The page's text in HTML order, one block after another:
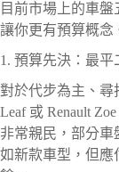
目前市場上的車
讓你更有預算概念
1. 預算先決：最
對於代步為主、尋
Leaf 或 Renault
非常親民，部分
如新款車型，但應